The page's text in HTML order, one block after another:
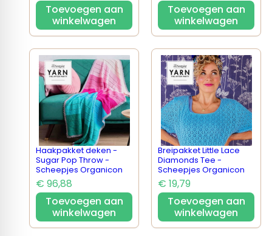
Toevoegen aan
winkelwagen
Toevoegen aan
winkelwagen
Haakpakket deken -
Sugar Pop Throw -
Scheepjes Organicon
€ 96,88
Toevoegen aan
winkelwagen
Breipakket Little Lace
Diamonds Tee -
Scheepjes Organicon
€ 19,79
Toevoegen aan
winkelwagen